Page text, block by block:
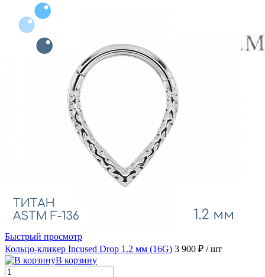
Быстрый просмотр
Кольцо-кликер Incused Drop 1.2 мм (16G) 3 900 ₽ / шт
В корзину